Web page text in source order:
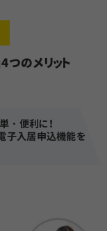
つのメリット
・便利に！
子入居申込機能を